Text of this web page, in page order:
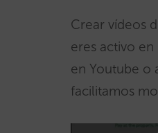
Crear vídeos
eres activo
en Youtube o
facilitamos